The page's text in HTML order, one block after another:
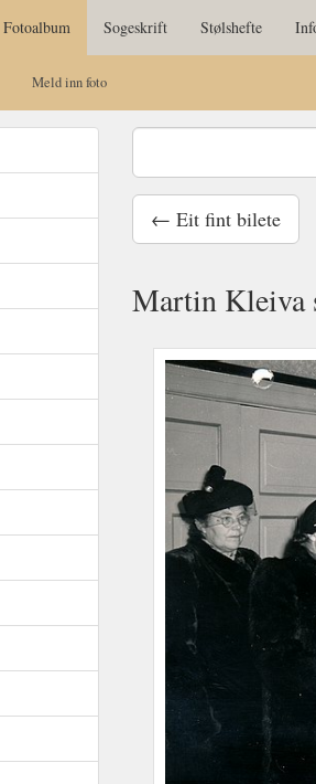
Fotoalbum Sogeskrift Stølshefte
Meld inn foto
← Eit fint bilete
Martin Kleiva